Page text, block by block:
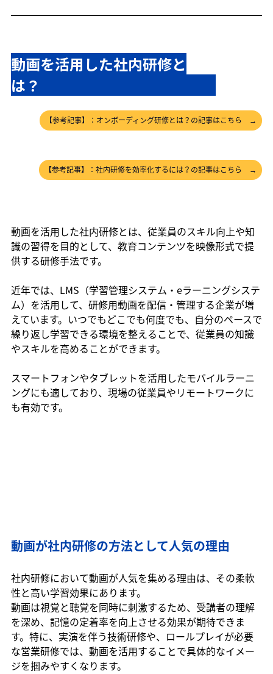
動画を活用した社内研修と
は？
【参考記事】：オンボーディング研修とは？の記事はこちら →
【参考記事】：社内研修を効率化するには？の記事はこちら →
動画を活用した社内研修とは、従業員のスキル向上や知
識の習得を目的として、教育コンテンツを映像形式で提
供する研修手法です。
近年では、LMS（学習管理システム・eラーニングシステ
ム）を活用して、研修用動画を配信・管理する企業が増
えています。いつでもどこでも何度でも、自分のペースで
繰り返し学習できる環境を整えることで、従業員の知識
やスキルを高めることができます。
スマートフォンやタブレットを活用したモバイルラーニ
ングにも適しており、現場の従業員やリモートワークに
も有効です。
動画が社内研修の方法として人気の理由
社内研修において動画が人気を集める理由は、その柔軟
性と高い学習効果にあります。
動画は視覚と聴覚を同時に刺激するため、受講者の理解
を深め、記憶の定着率を向上させる効果が期待できま
す。特に、実演を伴う技術研修や、ロールプレイが必要
な営業研修では、動画を活用することで具体的なイメー
ジを掴みやすくなります。